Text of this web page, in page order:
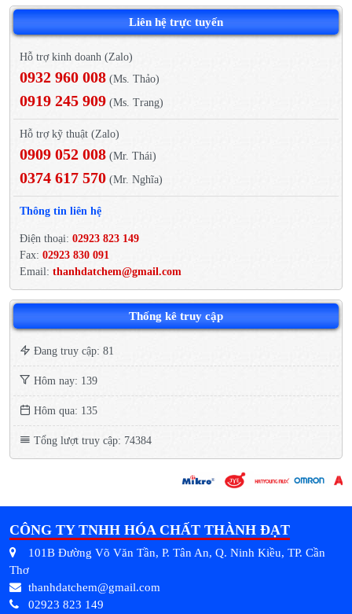
Liên hệ trực tuyến
Hỗ trợ kinh doanh (Zalo)
0932 960 008 (Ms. Thảo)
0919 245 909 (Ms. Trang)
Hỗ trợ kỹ thuật (Zalo)
0909 052 008 (Mr. Thái)
0374 617 570 (Mr. Nghĩa)
Thông tin liên hệ
Điện thoại: 02923 823 149
Fax: 02923 830 091
Email: thanhdatchem@gmail.com
Thống kê truy cập
Đang truy cập: 81
Hôm nay: 139
Hôm qua: 135
Tổng lượt truy cập: 74384
CÔNG TY TNHH HÓA CHẤT THÀNH ĐẠT
101B Đường Võ Văn Tần, P. Tân An, Q. Ninh Kiều, TP. Cần
Thơ
thanhdatchem@gmail.com
02923 823 149